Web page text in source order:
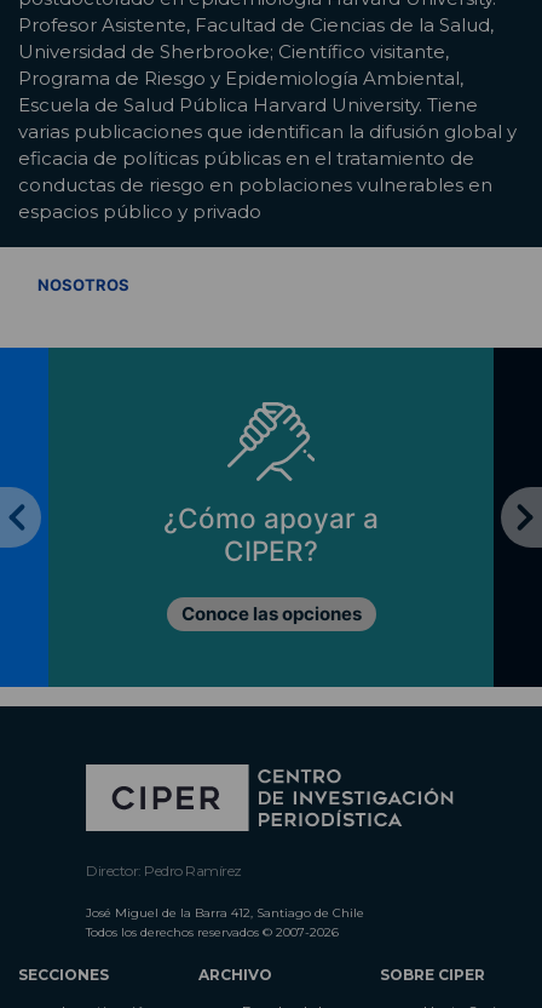
Profesor Asistente, Facultad de Ciencias de la Salud,
Universidad de Sherbrooke; Científico visitante,
Programa de Riesgo y Epidemiología Ambiental,
Escuela de Salud Pública Harvard University. Tiene
varias publicaciones que identifican la difusión global y
eficacia de políticas públicas en el tratamiento de
conductas de riesgo en poblaciones vulnerables en
espacios público y privado
NOSOTROS
¿Cómo apoyar a
CIPER?
Conoce las opciones
Director: Pedro Ramírez
José Miguel de la Barra 412, Santiago de Chile
Todos los derechos reservados © 2007-2026
SECCIONES
ARCHIVO
SOBRE CIPER